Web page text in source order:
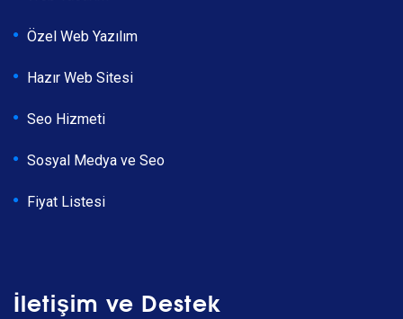
Özel Web Yazılım
Hazır Web Sitesi
Seo Hizmeti
Sosyal Medya ve Seo
Fiyat Listesi
İletişim ve Destek